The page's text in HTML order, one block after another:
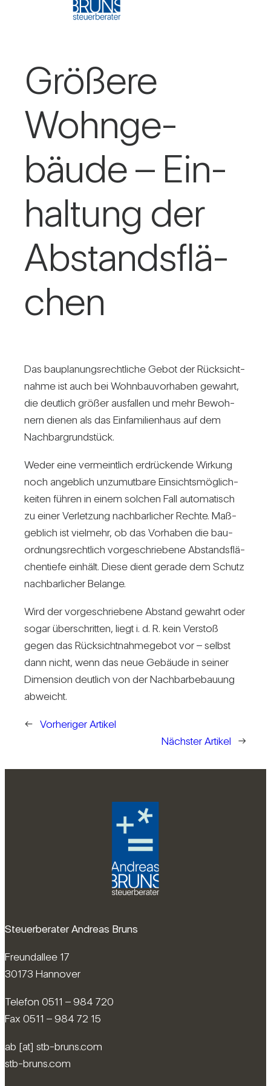
Grö­ßere
Wohn­ge­
bäude – Ein­
hal­tung der
Abstands­flä­
chen
Das bau­pla­nungs­recht­liche Gebot der Rück­sicht­
nahme ist auch bei Wohn­bau­vor­haben gewahrt,
die deut­lich größer aus­fallen und mehr Bewoh­
nern dienen als das Ein­fa­mi­li­en­haus auf dem
Nach­bar­grund­stück.
Weder eine ver­meint­lich erdrü­ckende Wir­kung
noch angeb­lich unzu­mut­bare Ein­sichts­mög­lich­
keiten führen in einem sol­chen Fall auto­ma­tisch
zu einer Ver­let­zung nach­bar­li­cher Rechte. Maß­
geb­lich ist viel­mehr, ob das Vor­haben die bau­
ord­nungs­recht­lich vor­ge­schrie­bene Abstands­flä­
chen­tiefe ein­hält. Diese dient gerade dem Schutz
nach­bar­li­cher Belange.
Wird der vor­ge­schrie­bene Abstand gewahrt oder
sogar über­schritten, liegt i. d. R. kein Ver­stoß
gegen das Rück­sicht­nah­me­gebot vor – selbst
dann nicht, wenn das neue Gebäude in seiner
Dimen­sion deut­lich von der Nach­bar­be­bauung
abweicht.
← Vorheriger Artikel
Nächster Artikel
→
Steuerberater Andreas Bruns
Freundallee 17
30173 Hannover
Telefon 0511 – 984 720
Fax 0511 – 984 72 15
ab [at] stb-bruns.com
stb-bruns.com